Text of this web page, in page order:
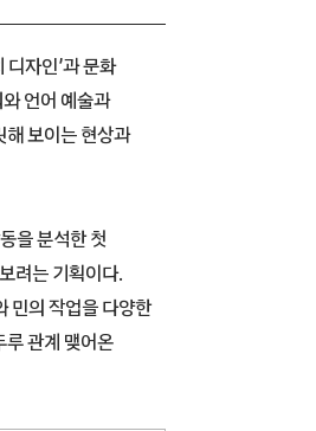
디자인’과 문화
언어 예술과
해 보이는 현상과
을 분석한 첫
려는 기획이다.
민의 작업을 다양한
루 관계 맺어온